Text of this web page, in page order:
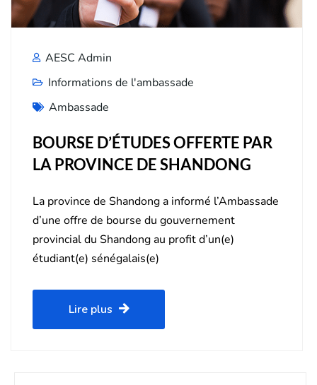
AESC Admin
Informations de l'ambassade
Ambassade
BOURSE D’ÉTUDES OFFERTE PAR
LA PROVINCE DE SHANDONG
La province de Shandong a informé l’Ambassade
d’une offre de bourse du gouvernement
provincial du Shandong au profit d’un(e)
étudiant(e) sénégalais(e)
Lire plus